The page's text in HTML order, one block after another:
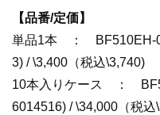
【品番/定価】
単品1本 ： BF510EH-
3) / \3,400（税込\3,740)
10本入りケース ：
6014516) / \34,000（税込